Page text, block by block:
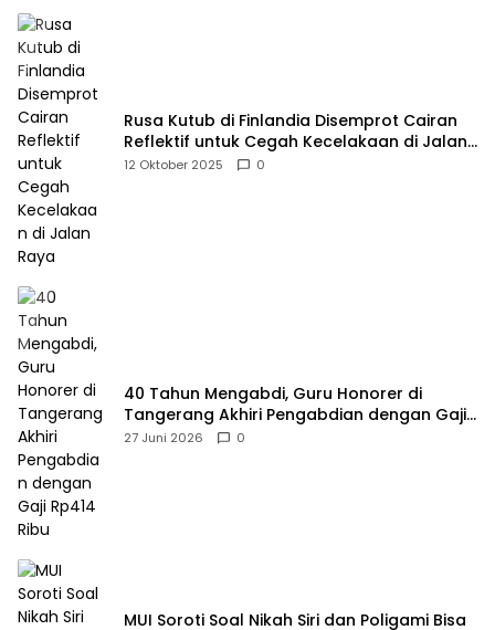
Rusa Kutub di Finlandia Disemprot Cairan
Reflektif untuk Cegah Kecelakaan di Jalan
Raya
12 Oktober 2025 0
40 Tahun Mengabdi, Guru Honorer di
Tangerang Akhiri Pengabdian dengan Gaji
Rp414 Ribu
27 Juni 2026 0
MUI Soroti Soal Nikah Siri dan Poligami Bisa